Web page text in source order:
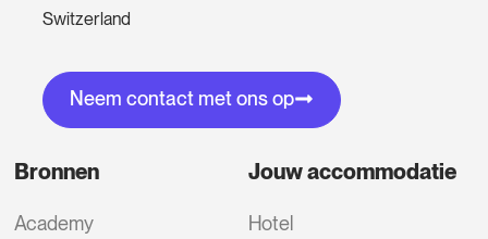
Switzerland
Neem contact met ons op
Bronnen
Academy
Jouw accommodatie
Hotel